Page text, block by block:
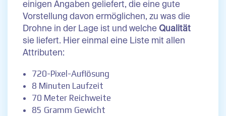
einigen Angaben geliefert, die eine gute
Vorstellung davon ermöglichen, zu was die
Drohne in der Lage ist und welche Qualität
sie liefert. Hier einmal eine Liste mit allen
Attributen:
720-Pixel-Auflösung
8 Minuten Laufzeit
70 Meter Reichweite
85 Gramm Gewicht